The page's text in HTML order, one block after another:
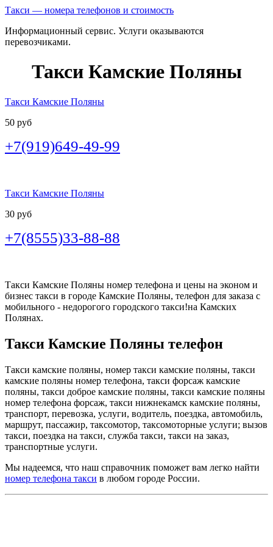
Такси — номера телефонов и стоимость
Информационный сервис. Услуги оказываются
перевозчиками.
Такси Камские Поляны
Такси Камские Поляны
50 руб
+7(919)649-49-99
Такси Камские Поляны
30 руб
+7(8555)33-88-88
Такси Камские Поляны номер телефона и цены на эконом и
бизнес такси в городе Камские Поляны, телефон для заказа с
мобильного - недорогого городского такси!на Камских
Полянах.
Такси Камские Поляны телефон
Такси камские поляны, номер такси камские поляны, такси
камские поляны номер телефона, такси форсаж камские
поляны, такси доброе камские поляны, такси камские поляны
номер телефона форсаж, такси нижнекамск камские поляны,
транспорт, перевозка, услуги, водитель, поездка, автомобиль,
маршрут, пассажир, таксомотор, таксомоторные услуги; вызов
такси, поездка на такси, служба такси, такси на заказ,
транспортные услуги.
Мы надеемся, что наш справочник поможет вам легко найти
номер телефона такси в любом городе России.